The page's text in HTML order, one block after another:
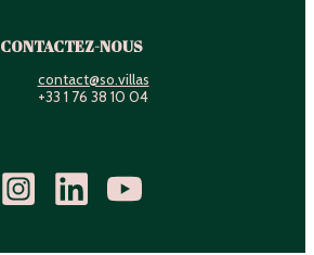
CONTACTEZ-NOUS
contact@so.villas
+33 1 76 38 10 04